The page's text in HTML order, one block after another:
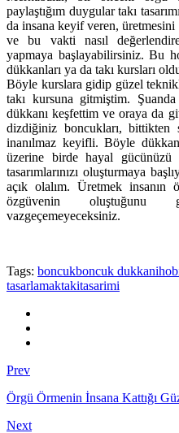
paylaştığım duygular takı
da insana keyif veren,
ve bu vakti nasıl
yapmaya başlayabilirsiniz. Bu
dükkanları ya da takı kursları
Böyle kurslara gidip güzel
takı kursuna gitmiştim.
dükkanı keşfettim ve oraya da
dizdiğiniz boncukları, bittikten
inanılmaz keyifli. Böyle
üzerine birde hayal gücünüzü
tasarımlarınızı oluşturmaya
açık olalım. Üretmek insanın
özgüvenin oluştuğunu
vazgeçemeyeceksiniz.
Tags: boncukboncuk dukkani
tasarlamaktakitasarimi
Prev
Örgü Örmenin İnsana Kattığı
Next